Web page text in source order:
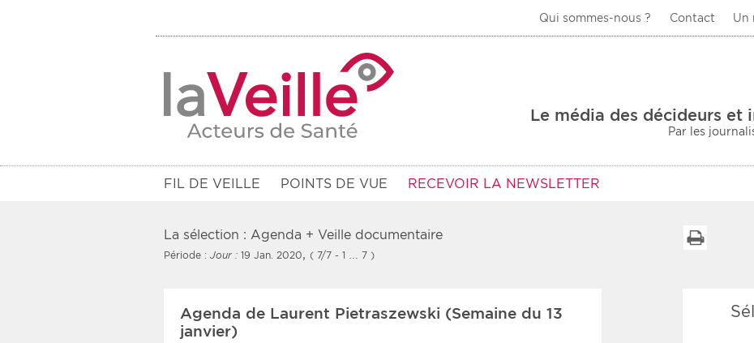
Qui sommes-nous ? Contact Un
Le média des décideurs et
Par les
FIL DE VEILLE POINTS DE VUE RECEVOIR LA NEWSLETTER
Rendez-vous des 7 prochains jours Rendez-vous
La sélection : Agenda + Veille documentaire
Période : Jour : 19 Jan. 2020, ( 7/7 - 1 … 7 )
Agenda de Laurent Pietraszewski (Semaine du 13
janvier)